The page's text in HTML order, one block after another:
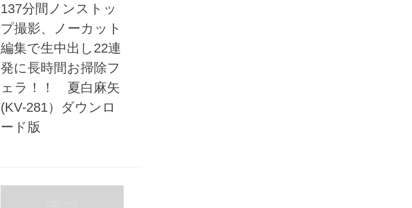
137分間ノンストッ
プ撮影、ノーカット
編集で生中出し22連
発に長時間お掃除フ
ェラ！！ 夏白麻矢
(KV-281）ダウンロ
ード版